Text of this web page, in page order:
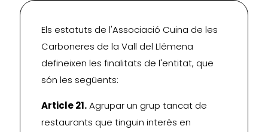
Els estatuts de l'Associació Cuina de les
Carboneres de la Vall del Llémena
defineixen les finalitats de l'entitat, que
són les següents:
Article 21.Agrupar un grup tancat de
restaurants que tinguin interès en